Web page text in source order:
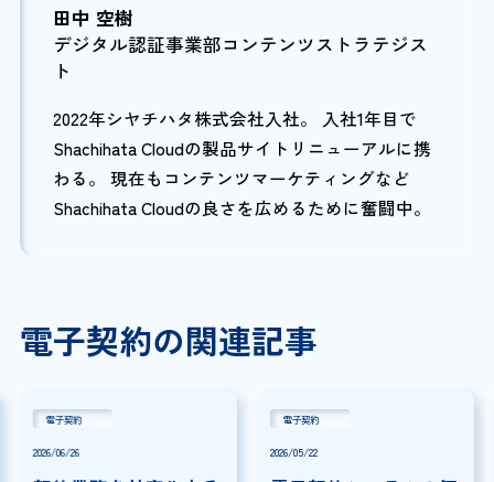
田中 空樹
デジタル認証事業部コンテンツストラテジス
ト
2022年シヤチハタ株式会社入社。 入社1年目で
Shachihata Cloudの製品サイトリニューアルに携
わる。 現在もコンテンツマーケティングなど
Shachihata Cloudの良さを広めるために奮闘中。
電子契約の関連記事
電子契約
2026/06/26
電子契約
2026/05/22